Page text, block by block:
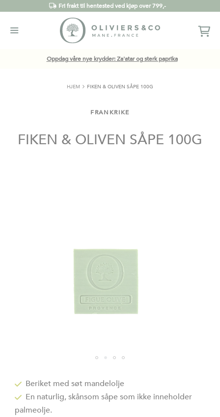
Fri frakt til hentested ved kjøp over 799,-
Oppdag våre nye krydder: Za'atar og sterk paprika
begynnelsen
av
bildegalleri
HJEM FIKEN & OLIVEN SÅPE 100G
FRANKRIKE
FIKEN & OLIVEN SÅPE 100G
Beriket med søt mandelolje
En naturlig, skånsom såpe som ikke inneholder
palmeolje.